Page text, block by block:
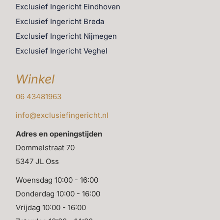
vergeten worden.
Maak de beleving compleet met onze
We nemen de kandelaar, bijpassende accessoires en
een doordacht stylingplan mee en zorgen op locatie
DeBombyxx kandelaar Bega XS H15
impact. Voor wie gelooft dat schoonheid in eenvoud zit.
Voor wie sfeer zoekt in het klein. En voor wie weet dat
Exclusief Ingericht Eindhoven
Exclusief Ingericht Breda
Exclusief Ingericht Nijmegen
Exclusief Ingericht Veghel
Winkel
06 43481963
info@exclusiefingericht.nl
Adres en openingstijden
Dommelstraat 70
5347 JL Oss
Woensdag 10:00 - 16:00
Donderdag 10:00 - 16:00
Vrijdag 10:00 - 16:00